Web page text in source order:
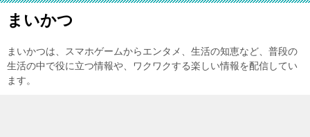
まいかつ
まいかつは、スマホゲームからエンタメ、生活の知恵など、普段の
生活の中で役に立つ情報や、ワクワクする楽しい情報を配信してい
ます。